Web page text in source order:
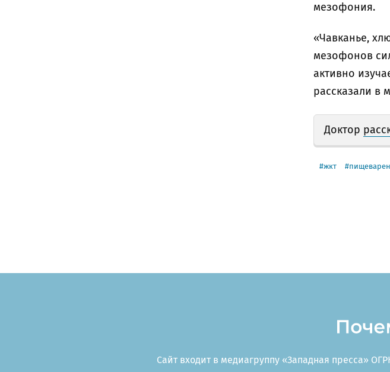
мезофония.
«Чавканье,
мезофонов
активно
рассказали в
Доктор
жкт
Сайт входит в медиагруппу «Западная пресса»